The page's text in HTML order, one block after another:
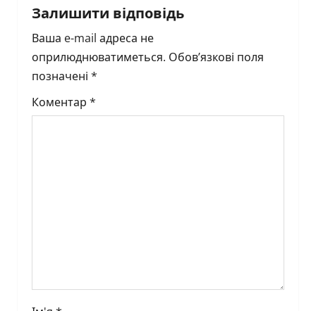
v
i
g
a
Залишити відповідь
Ваша e-mail адреса не
оприлюднюватиметься. Обов’язкові поля
позначені *
Коментар *